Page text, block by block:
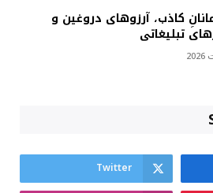
کاذب، آرزوهای دروغین و
تبلیغاتی
Twitter